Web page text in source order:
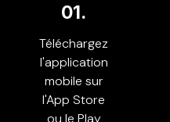
01.
Téléchargez
l'application
mobile sur
l'App Store
ou le Play